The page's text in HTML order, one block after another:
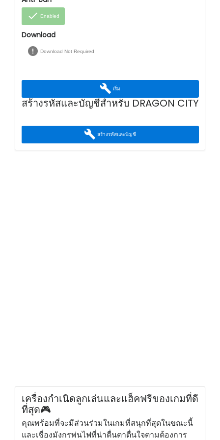
done Enabled
Download
error Download Not Required
build เริ่ม
สร้างรหัสและบัญชีสำหรับ DRAGON CITY
build สร้างรหัสและบัญชี
เครื่องกำเนิดลูกเล่นและแฮ็คฟรีของเกมที่ดี
ที่สุด🎮
คุณพร้อมที่จะมีส่วนร่วมในเกมที่สนุกที่สุดในขณะนี้
และเชื่องมังกรพ่นไฟที่น่าตื่นตาตื่นใจตามต้องการ